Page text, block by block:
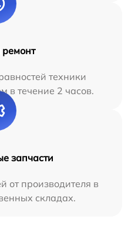
техники
в течение 2 часов.
запчасти
от производителя в
складах.